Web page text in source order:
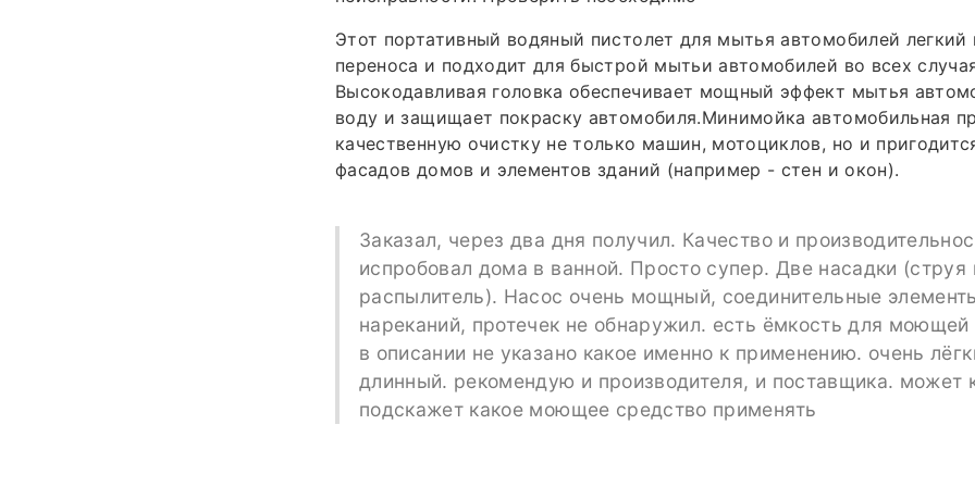
Этот портативный водяный пистолет для мытья автомобилей легкий
переноса и подходит для быстрой мытьи автомобилей во всех
Высокодавливая головка обеспечивает мощный эффект мытья
воду и защищает покраску автомобиля.Минимойка автомобильная
качественную очистку не только машин, мотоциклов, но и
фасадов домов и элементов зданий (например - стен и окон).
Заказал, через два дня получил. Качество и
испробовал дома в ванной. Просто супер. Две насадки (струя
распылитель). Насос очень мощный, соединительные
нареканий, протечек не обнаружил. есть ёмкость для
в описании не указано какое именно к применению. очень
длинный. рекомендую и производителя, и поставщика. может
подскажет какое моющее средство применять